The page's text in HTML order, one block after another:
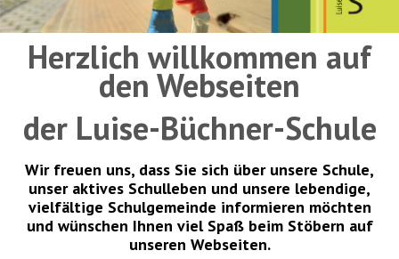
Herzlich willkommen auf
den Webseiten
der Luise-Büchner-Schule
Wir freuen uns, dass Sie sich über unsere Schule,
unser aktives Schulleben und unsere lebendige,
vielfältige Schulgemeinde informieren möchten
und wünschen Ihnen viel Spaß beim Stöbern auf
unseren Webseiten.